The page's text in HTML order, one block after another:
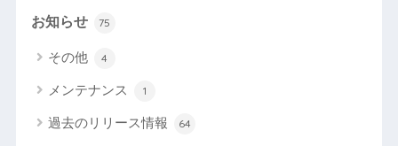
お知らせ 75
その他 4
メンテナンス 1
過去のリリース情報 64